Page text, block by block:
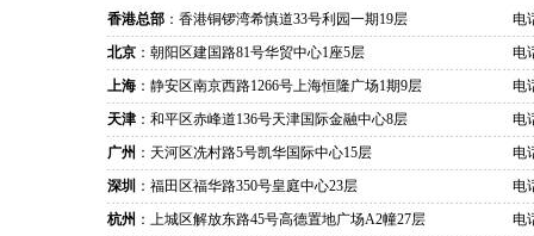
香港总部 ：香港铜锣湾希慎道33号利园一期19层
电
北京 ：朝阳区建国路81号华贸中心1座5层
电
上海 ：静安区南京西路1266号上海恒隆广场1期9层
电
天津 ：和平区赤峰道136号天津国际金融中心8层
电
广州 ：天河区冼村路5号凯华国际中心15层
电
深圳 ：福田区福华路350号皇庭中心23层
电
杭州 ：上城区解放东路45号高德置地广场A2幢27层
电